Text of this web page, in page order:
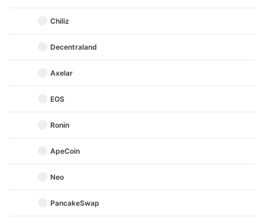
Chiliz
Decentraland
Axelar
EOS
Ronin
ApeCoin
Neo
PancakeSwap